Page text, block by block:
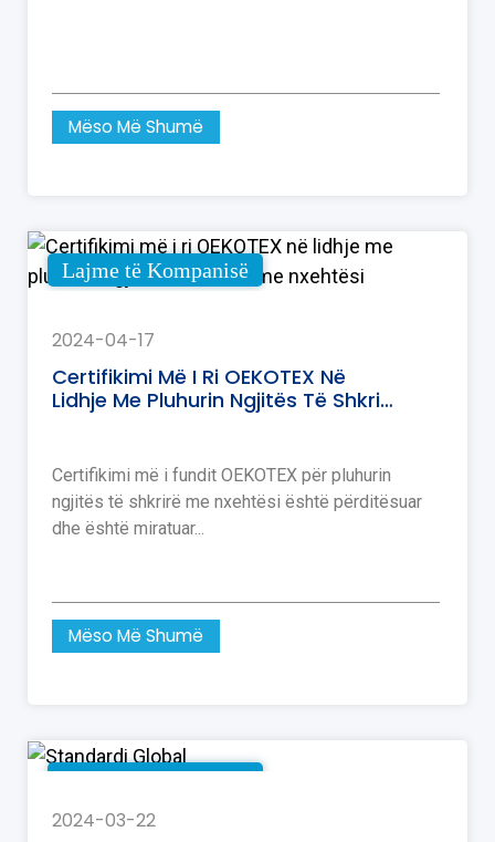
Mëso Më Shumë
Lajme të Kompanisë
2024-04-17
Certifikimi Më I Ri OEKOTEX Në
Lidhje Me Pluhurin Ngjitës Të Shkrirë
Certifikimi më i fundit OEKOTEX për pluhurin
ngjitës të shkrirë me nxehtësi është përditësuar
dhe është miratuar...
Mëso Më Shumë
Lajme të Kompanisë
2024-03-22